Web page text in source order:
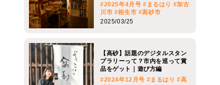
#2025年4月号 #まるはり #加古
川市 #相生市 #高砂市
2025/03/25
【高砂】話題のデジタルスタン
プラリーって？市内を巡って賞
品をゲット｜遊び方編
#2024年12月号 #まるはり #高